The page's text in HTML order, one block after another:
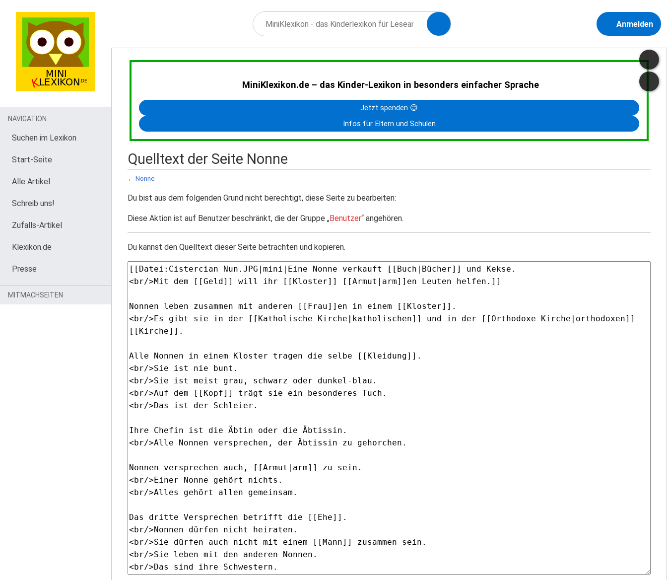
Anmelden
MiniKlexikon.de – das Kinder-Lexikon in besonders einfacher Sprache
Jetzt spenden 😊
Infos für Eltern und Schulen
Quelltext der Seite Nonne
← Nonne
Du bist aus dem folgenden Grund nicht berechtigt, diese Seite zu bearbeiten:
Diese Aktion ist auf Benutzer beschränkt, die der Gruppe „Benutzer“ angehören.
Du kannst den Quelltext dieser Seite betrachten und kopieren.
NAVIGATION
Suchen im Lexikon
Start-Seite
Alle Artikel
Schreib uns!
Zufalls-Artikel
Klexikon.de
Presse
MITMACHSEITEN